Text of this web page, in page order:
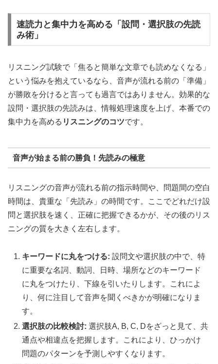
速読力と集中力を高める「設問・選択肢の先読
み術」
リスニング試験で「焦ると簡単な文章でも読めなくなる」
という悩みを抱えているなら、音声が流れる前の「準備」
が勝敗を分けると言っても過言ではありません。効果的な
設問・選択肢の先読みは、情報処理速度を上げ、本番での
集中力を高める リスニングのコツです。
音声が始まる前の勝負！先読みの極意
リスニングの音声が流れる前の指示時間や、問題間の空白
時間は、貴重な「先読み」の時間です。ここでどれだけ設
問と選択肢を速く、正確に把握できるかが、その後のリス
ニングの質を大きく左右します。
キーワードに丸をつける: 設問文や選択肢の中で、特
に重要な名詞、動詞、日時、場所などのキーワード
に丸をつけたり、下線を引いたりします。これによ
り、何に注目して音声を聞くべきかが明確になりま
す。
選択肢の比較検討: 選択肢A, B, C, Dをざっと見て、共
通点や相違点を把握します。これにより、ひっかけ
問題のパターンを予測しやすくなります。